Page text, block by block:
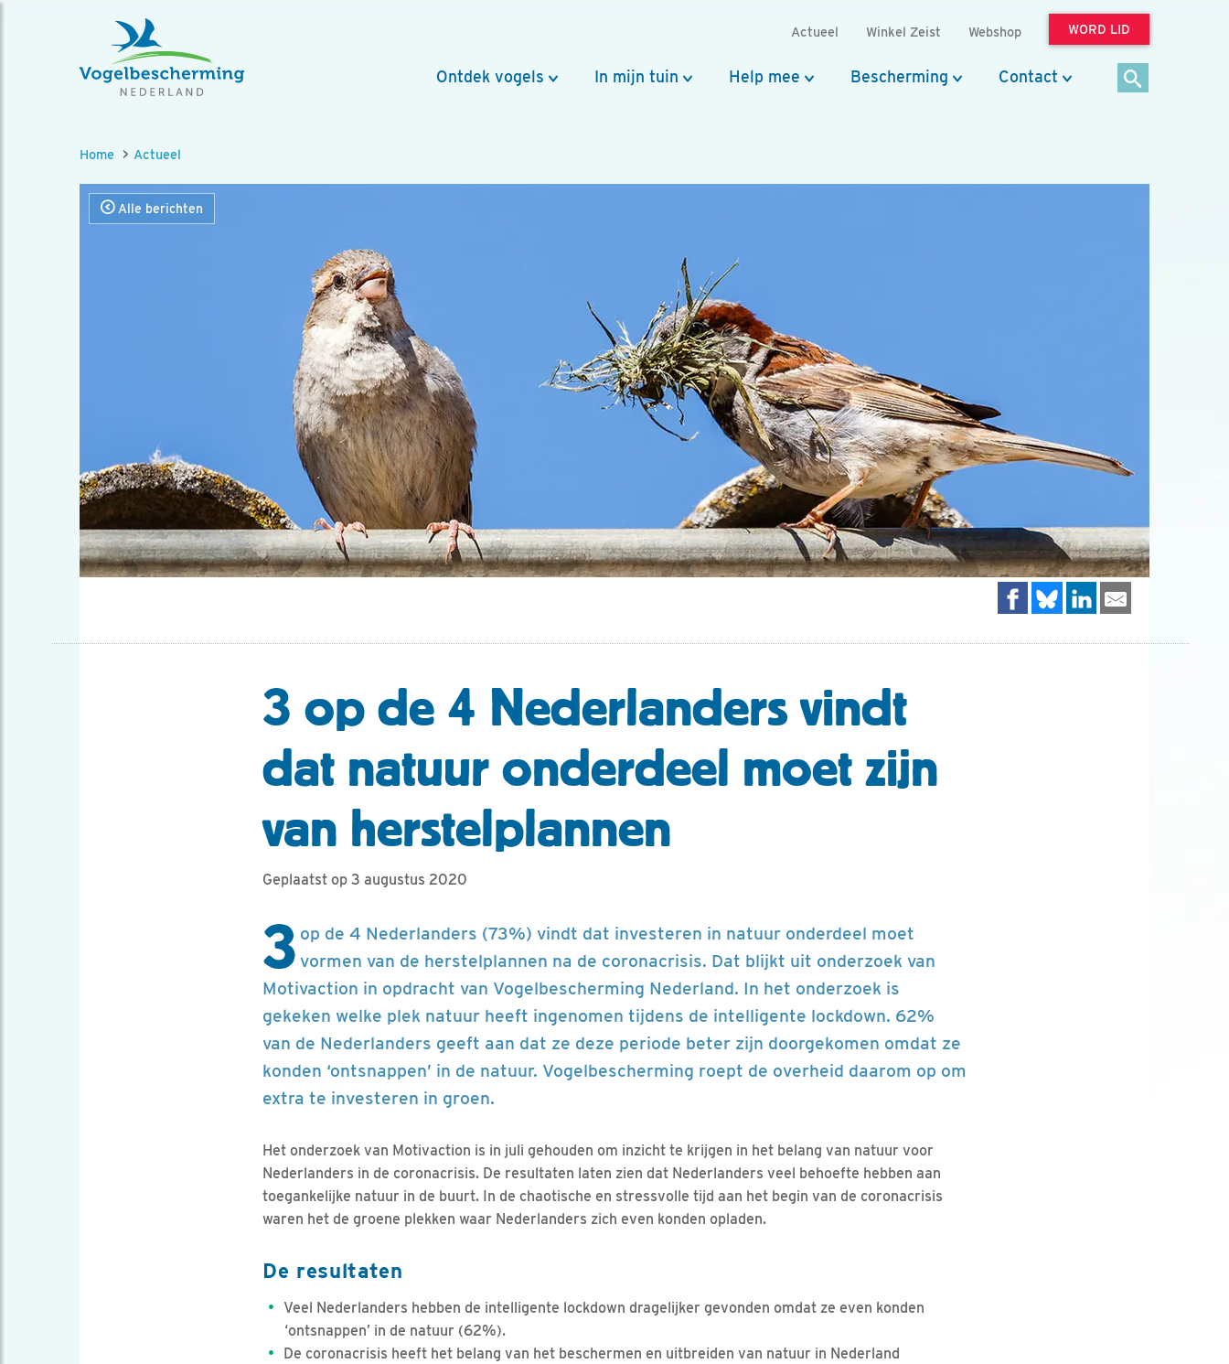
Actueel Winkel Zeist Webshop WORD LID
Ontdek vogels In mijn tuin Help mee Bescherming Contact
Home Actueel
Alle berichten
3 op de 4 Nederlanders vindt
dat natuur onderdeel moet zijn
van herstelplannen
Geplaatst op 3 augustus 2020
3 op de 4 Nederlanders (73%) vindt dat investeren in natuur onderdeel moet
vormen van de herstelplannen na de coronacrisis. Dat blijkt uit onderzoek van
Motivaction in opdracht van Vogelbescherming Nederland. In het onderzoek is
gekeken welke plek natuur heeft ingenomen tijdens de intelligente lockdown. 62%
van de Nederlanders geeft aan dat ze deze periode beter zijn doorgekomen omdat ze
konden ‘ontsnappen’ in de natuur. Vogelbescherming roept de overheid daarom op om
extra te investeren in groen.
Het onderzoek van Motivaction is in juli gehouden om inzicht te krijgen in het belang van natuur voor
Nederlanders in de coronacrisis. De resultaten laten zien dat Nederlanders veel behoefte hebben aan
toegankelijke natuur in de buurt. In de chaotische en stressvolle tijd aan het begin van de coronacrisis
waren het de groene plekken waar Nederlanders zich even konden opladen.
De resultaten
Veel Nederlanders hebben de intelligente lockdown dragelijker gevonden omdat ze even konden
‘ontsnappen’ in de natuur (62%).
De coronacrisis heeft het belang van het beschermen en uitbreiden van natuur in Nederland